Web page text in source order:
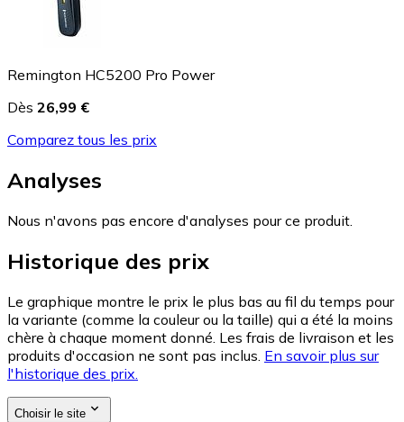
Remington HC5200 Pro Power
Dès 26,99 €
Comparez tous les prix
Analyses
Nous n'avons pas encore d'analyses pour ce produit.
Historique des prix
Le graphique montre le prix le plus bas au fil du temps pour
la variante (comme la couleur ou la taille) qui a été la moins
chère à chaque moment donné. Les frais de livraison et les
produits d'occasion ne sont pas inclus. En savoir plus sur
l'historique des prix.
Choisir le site